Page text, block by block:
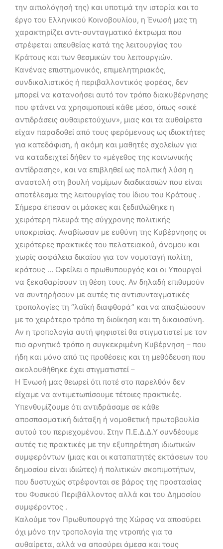
την αιτιολόγησή της) και υποτιμά την ιστορία και το
έργο του Ελληνικού Κοινοβουλίου, η Ένωσή μας τη
χαρακτηρίζει αντι-συνταγματικό έκτρωμα που
στρέφεται απευθείας κατά της λειτουργίας του
Κράτους και των θεσμικών του λειτουργιών.
Κανένας επιστημονικός, επιμελητηριακός,
συνδικαλιστικός ή περιβαλλοντικός φορέας, δεν
μπορεί να κατανοήσει αυτό τον τρόπο διακυβέρνησης
που φτάνει να χρησιμοποιεί κάθε μέσο, όπως «σικέ
αντιδράσεις αυθαιρετούχων», μιας και τα αυθαίρετα
είχαν παραδοθεί από τους φερόμενους ως ιδιοκτήτες
για κατεδάφιση, ή ακόμη και μαθητές σχολείων για
να καταδειχτεί δήθεν το «μέγεθος της κοινωνικής
αντίδρασης», και να επιβληθεί ως πολιτική λύση η
αναστολή στη βουλή νομίμων διαδικασιών που είναι
αποτέλεσμα της λειτουργίας του ίδιου του Κράτους .
Σήμερα έπεσαν οι μάσκες και ξεδιπλώθηκε η
χειρότερη πλευρά της σύγχρονης πολιτικής
υποκρισίας. Αναβίωσαν με ευθύνη της Κυβέρνησης οι
χειρότερες πρακτικές του πελατειακού, άνομου και
χωρίς ασφάλεια δικαίου για τον νομοταγή πολίτη,
κράτους … Οφείλει ο πρωθυπουργός και οι Υπουργοί
να ξεκαθαρίσουν τη θέση τους. Αν δηλαδή επιθυμούν
να συντηρήσουν με αυτές τις αντισυνταγματικές
τροπολογίες τη “λαϊκή διαφθορά” και να απαξιώσουν
με το χειρότερο τρόπο τη διοίκηση και τη δικαιοσύνη.
Αν η τροπολογία αυτή ψηφιστεί θα στιγματιστεί με τον
πιο αρνητικό τρόπο η συγκεκριμένη Κυβέρνηση – που
ήδη και μόνο από τις προθέσεις και τη μεθόδευση που
ακολουθήθηκε έχει στιγματιστεί –
Η Ένωσή μας θεωρεί ότι ποτέ στο παρελθόν δεν
είχαμε να αντιμετωπίσουμε τέτοιες πρακτικές.
Υπενθυμίζουμε ότι αντιδράσαμε σε κάθε
αποσπασματική διάταξη ή νομοθετική πρωτοβουλία
αυτού του περιεχομένου. Στην Π.Ε.Δ.Δ.Υ συνδέουμε
αυτές τις πρακτικές με την εξυπηρέτηση ιδιωτικών
συμφερόντων (μιας και οι καταπατητές εκτάσεων του
δημοσίου είναι ιδιώτες) ή πολιτικών σκοπιμοτήτων,
που δυστυχώς στρέφονται σε βάρος της προστασίας
του Φυσικού Περιβάλλοντος αλλά και του Δημοσίου
συμφέροντος .
Καλούμε τον Πρωθυπουργό της Χώρας να αποσύρει
όχι μόνο την τροπολογία της ντροπής για τα
αυθαίρετα, αλλά να αποσύρει άμεσα και τους